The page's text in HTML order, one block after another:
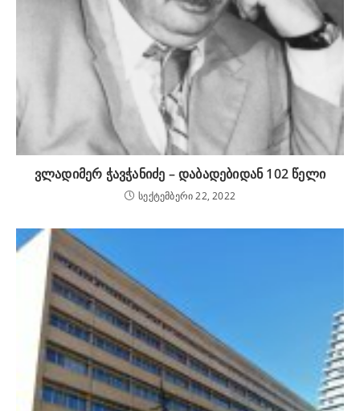
ვლადიმერ ჭავჭანიძე – დაბადებიდან 102 წელი
სექტემბერი 22, 2022